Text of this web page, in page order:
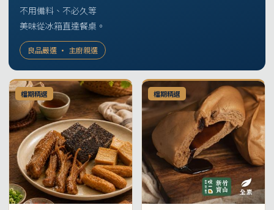
不用備料、不必久等
美味從冰箱直達餐桌。
良品嚴選 · 主廚親選
檔期精選 檔期精選